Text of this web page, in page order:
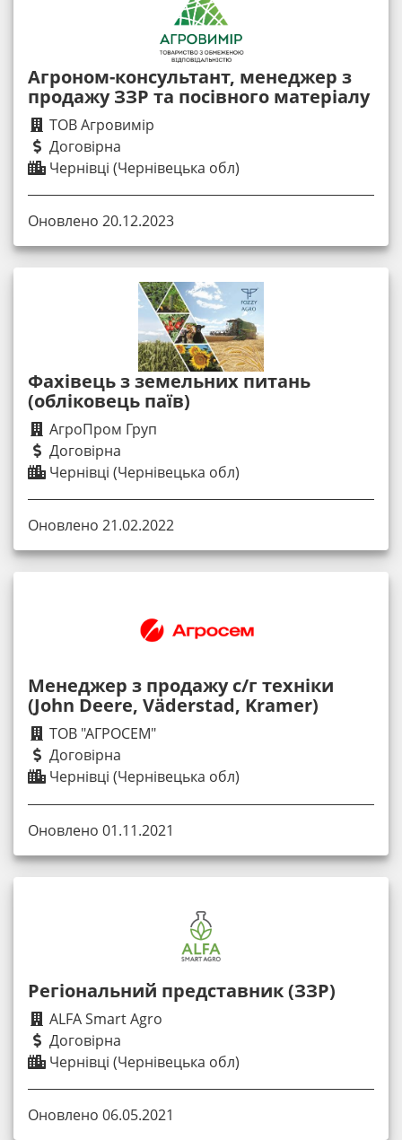
Агроном-консультант, менеджер з
продажу ЗЗР та посівного матеріалу
ТОВ Агровимір
Договірна
Чернівці (Чернівецька обл)
Оновлено 20.12.2023
Фахівець з земельних питань
(обліковець паїв)
АгроПром Груп
Договірна
Чернівці (Чернівецька обл)
Оновлено 21.02.2022
Менеджер з продажу с/г техніки
(John Deere, Väderstad, Kramer)
ТОВ "АГРОСЕМ"
Договірна
Чернівці (Чернівецька обл)
Оновлено 01.11.2021
Регіональний представник (ЗЗР)
ALFA Smart Agro
Договірна
Чернівці (Чернівецька обл)
Оновлено 06.05.2021